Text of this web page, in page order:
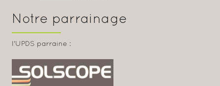
Notre parrainage
l'UPDS parraine :